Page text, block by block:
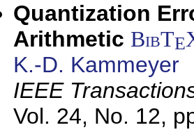
Quantization
Arithmetic BibTE
K.-D. Kammeyer
IEEE
Vol. 24, No. 12,